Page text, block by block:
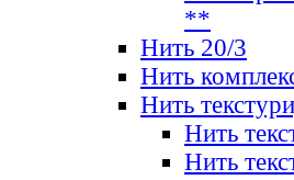
**
Нить 20/3
Нить
Нить
Нить
Нить